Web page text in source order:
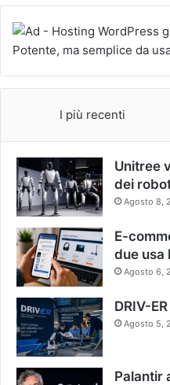
I più recenti
Unitree
dei
Agosto 8,
E-
due usa
Agosto 6,
DRIV-
Agosto 5,
Palantir